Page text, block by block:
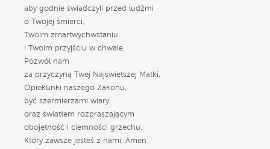
aby godnie świadczyli przed ludźmi
o Twojej śmierci,
Twoim zmartwychwstaniu
i Twoim przyjściu w chwale.
Pozwól nam
za przyczyną Twej Najświętszej Matki,
Opiekunki naszego Zakonu,
być szermierzami wiary
oraz światłem rozpraszającym
obojętność i ciemności grzechu.
Który zawsze jesteś z nami. Amen